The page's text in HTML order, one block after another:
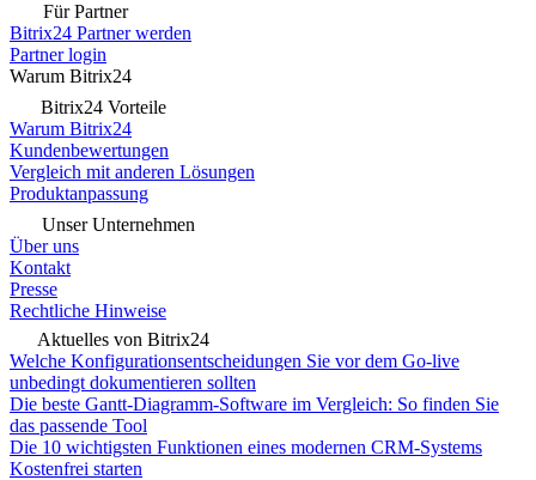
Für Partner
Bitrix24 Partner werden
Partner login
Warum Bitrix24
Bitrix24 Vorteile
Warum Bitrix24
Kundenbewertungen
Vergleich mit anderen Lösungen
Produktanpassung
Unser Unternehmen
Über uns
Kontakt
Presse
Rechtliche Hinweise
Aktuelles von Bitrix24
Welche Konfigurationsentscheidungen Sie vor dem Go-live
unbedingt dokumentieren sollten
Die beste Gantt-Diagramm-Software im Vergleich: So finden Sie
das passende Tool
Die 10 wichtigsten Funktionen eines modernen CRM-Systems
Kostenfrei starten